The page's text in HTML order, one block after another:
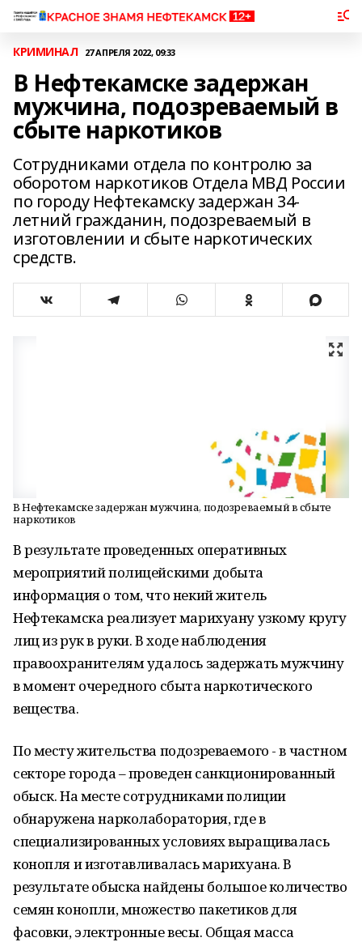
КРИМИНАЛ 27 АПРЕЛЯ 2022, 09:33
В Нефтекамске задержан
мужчина, подозреваемый в
сбыте наркотиков
Сотрудниками отдела по контролю за
оборотом наркотиков Отдела МВД России
по городу Нефтекамску задержан 34-
летний гражданин, подозреваемый в
изготовлении и сбыте наркотических
средств.
В Нефтекамске задержан мужчина, подозреваемый в сбыте
наркотиков
В результате проведенных оперативных
мероприятий полицейскими добыта
информация о том, что некий житель
Нефтекамска реализует марихуану узкому кругу
лиц из рук в руки. В ходе наблюдения
правоохранителям удалось задержать мужчину
в момент очередного сбыта наркотического
вещества.
По месту жительства подозреваемого - в частном
секторе города – проведен санкционированный
обыск. На месте сотрудниками полиции
обнаружена нарколаборатория, где в
специализированных условиях выращивалась
конопля и изготавливалась марихуана. В
результате обыска найдены большое количество
семян конопли, множество пакетиков для
фасовки, электронные весы. Общая масса